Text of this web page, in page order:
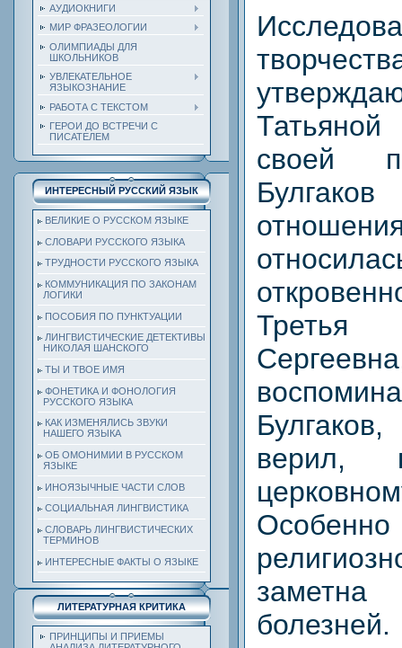
АУДИОКНИГИ
МИР ФРАЗЕОЛОГИИ
ОЛИМПИАДЫ ДЛЯ
ШКОЛЬНИКОВ
УВЛЕКАТЕЛЬНОЕ
ЯЗЫКОЗНАНИЕ
РАБОТА С ТЕКСТОМ
ГЕРОИ ДО ВСТРЕЧИ С
ПИСАТЕЛЕМ
ИНТЕРЕСНЫЙ РУССКИЙ ЯЗЫК
ВЕЛИКИЕ О РУССКОМ ЯЗЫКЕ
СЛОВАРИ РУССКОГО ЯЗЫКА
ТРУДНОСТИ РУССКОГО ЯЗЫКА
КОММУНИКАЦИЯ ПО ЗАКОНАМ
ЛОГИКИ
ПОСОБИЯ ПО ПУНКТУАЦИИ
ЛИНГВИСТИЧЕСКИЕ ДЕТЕКТИВЫ
НИКОЛАЯ ШАНСКОГО
ТЫ И ТВОЕ ИМЯ
ФОНЕТИКА И ФОНОЛОГИЯ
РУССКОГО ЯЗЫКА
КАК ИЗМЕНЯЛИСЬ ЗВУКИ
НАШЕГО ЯЗЫКА
ОБ ОМОНИМИИ В РУССКОМ
ЯЗЫКЕ
ИНОЯЗЫЧНЫЕ ЧАСТИ СЛОВ
СОЦИАЛЬНАЯ ЛИНГВИСТИКА
СЛОВАРЬ ЛИНГВИСТИЧЕСКИХ
ТЕРМИНОВ
ИНТЕРЕСНЫЕ ФАКТЫ О ЯЗЫКЕ
ЛИТЕРАТУРНАЯ КРИТИКА
ПРИНЦИПЫ И ПРИЕМЫ
своей
Третья
болезней.